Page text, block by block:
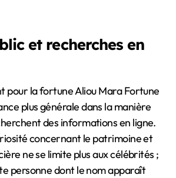
et recherches en
pour la fortune Aliou Mara Fortune
plus générale dans la manière
des informations en ligne.
concernant le patrimoine et
ne se limite plus aux célébrités ;
personne dont le nom apparaît